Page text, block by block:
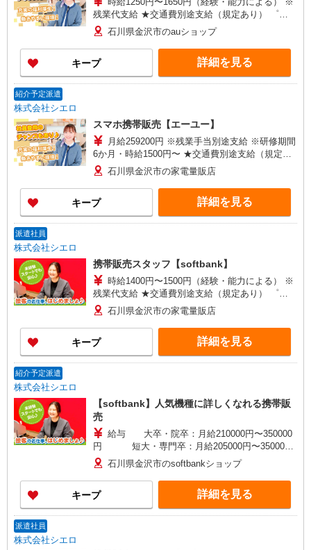
残業代支給 ★交通費別途支給（規定あり） ゜
+゜・。○。・゜+゜・。○。・゜+゜ 入社祝い金10
万円支給(規定有) お友達を紹介頂くと, インセンテ
ィブ支給(規定有) ★月2回払い・週払い可能（規程
有）★ ゜・。○。・゜+゜・。○。・゜+゜
石川県金沢市のauショップ
キープ 詳細を見る
紹介予定派遣
株式会社シエロ
スマホ携帯販売【エーユー】
月給259200円 ※残業手当別途支給 ※研修期間
6か月・時給1500円〜 ★交通費別途支給（規定あ
り） ゜+゜・。○。・゜+゜・。○。・゜+゜ 入社
祝い金10万円支給(規定有) お友達を紹介頂くと, イ
ンセンティブ支給(規定有) ゜・。○。・゜+゜・。
○。・゜+゜
石川県金沢市の家電量販店
キープ 詳細を見る
派遣社員
株式会社シエロ
携帯販売スタッフ【softbank】
時給1400円〜1500円（経験・能力による） ※
残業代支給 ★交通費別途支給（規定あり） ゜
+゜・。○。・゜+゜・。○。・゜+゜ 入社祝い金10
万円支給(規定有) お友達を紹介頂くと, インセンテ
ィブ支給(規定有) ★月2回払い・週払い可能（規程
有）★ ゜・。○。・゜+゜・。○。・゜+゜
石川県金沢市の家電量販店
キープ 詳細を見る
紹介予定派遣
株式会社シエロ
【softbank】人気機種に詳しくなれる携帯販
売
給与 大卒・院卒：月給210000円〜350000
円 短大・専門卒：月給205000円〜350000
円 高卒：月給200000円〜350000
円 ※別途支給（時間外手当、地域手当、役割手
当、資格手当） ※個人実績に応じて報奨金・イン
センティブあり ※経験・能力・年齢を考慮して金
額を決定致します。 ＜補足事項＞ ・資格手当・役
石川県金沢市のsoftbankショップ
キープ 詳細を見る
派遣社員
株式会社シエロ